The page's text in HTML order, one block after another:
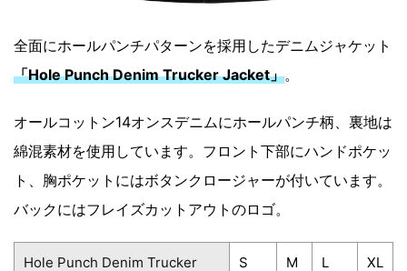
全面にホールパンチパターンを採用したデニムジャケット
「Hole Punch Denim Trucker Jacket」。
オールコットン14オンスデニムにホールパンチ柄、裏地は
綿混素材を使用しています。フロント下部にハンドポケッ
ト、胸ポケットにはボタンクロージャーが付いています。
バックにはフレイズカットアウトのロゴ。
Hole Punch Denim Trucker
S M L XL